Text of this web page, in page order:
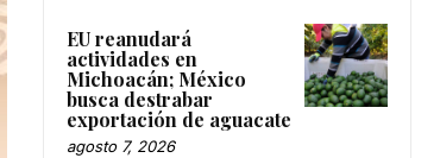
EU reanudará
actividades en
Michoacán; México
busca destrabar
exportación de aguacate
agosto 7, 2026